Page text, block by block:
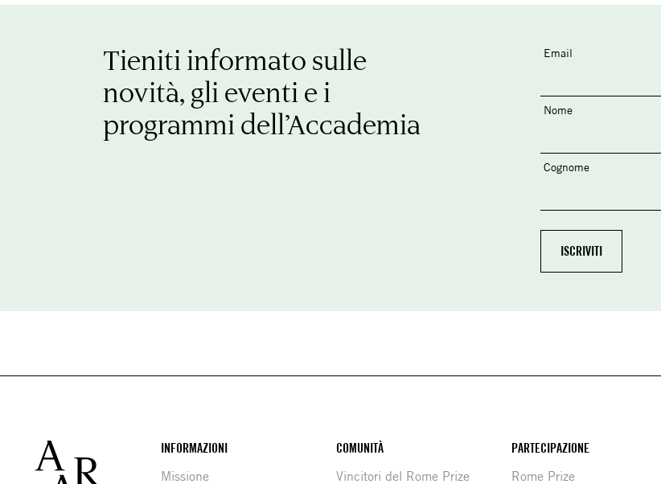
Tieniti informato sulle
novità, gli eventi e i
programmi dell’Accademia
Email
Nome
Cognome
Footer
INFORMAZIONI
Missione
COMUNITÀ
Vincitori del Rome Prize
PARTECIPAZIONE
Rome Prize